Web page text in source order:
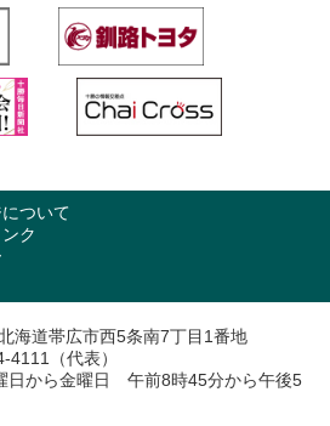
ついて
ク
海道帯広市西5条南7丁目1番地
4111（代表）
日から金曜日 午前8時45分から午後5